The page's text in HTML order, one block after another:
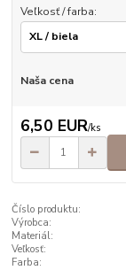
Veľkosť / farba:
Naša cena
6,50 EUR/ks
Číslo produktu:
Výrobca:
Materiál:
Veľkosť:
Farba: